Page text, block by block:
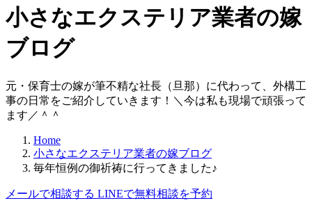
小さなエクステリア業者の嫁
ブログ
元・保育士の嫁が筆不精な社長（旦那）に代わって、外構工
事の日常をご紹介していきます！＼今は私も現場で頑張って
ます／＾＾
Home
小さなエクステリア業者の嫁ブログ
毎年恒例の御祈祷に行ってきました♪
メールで相談する LINEで無料相談を予約